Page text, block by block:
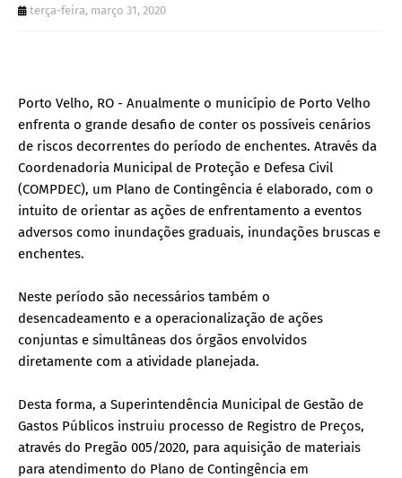
terça-feira, março 31, 2020
Porto Velho, RO - Anualmente o município de Porto Velho
enfrenta o grande desafio de conter os possíveis cenários
de riscos decorrentes do período de enchentes. Através da
Coordenadoria Municipal de Proteção e Defesa Civil
(COMPDEC), um Plano de Contingência é elaborado, com o
intuito de orientar as ações de enfrentamento a eventos
adversos como inundações graduais, inundações bruscas e
enchentes.
Neste período são necessários também o
desencadeamento e a operacionalização de ações
conjuntas e simultâneas dos órgãos envolvidos
diretamente com a atividade planejada.
Desta forma, a Superintendência Municipal de Gestão de
Gastos Públicos instruiu processo de Registro de Preços,
através do Pregão 005/2020, para aquisição de materiais
para atendimento do Plano de Contingência em